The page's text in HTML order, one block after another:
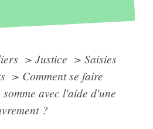
> Justice > Saisies
> Comment se faire
avec l'aide d'une
?